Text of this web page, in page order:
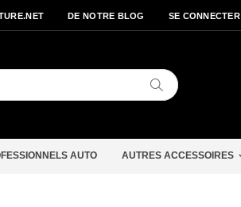
DE NOTRE BLOG SE CONNECTER
Chercher
AUTO AUTRES ACCESSOIRES